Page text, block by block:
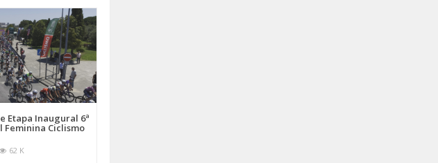
Etapa Inaugural 6ª
Feminina Ciclismo
62 K